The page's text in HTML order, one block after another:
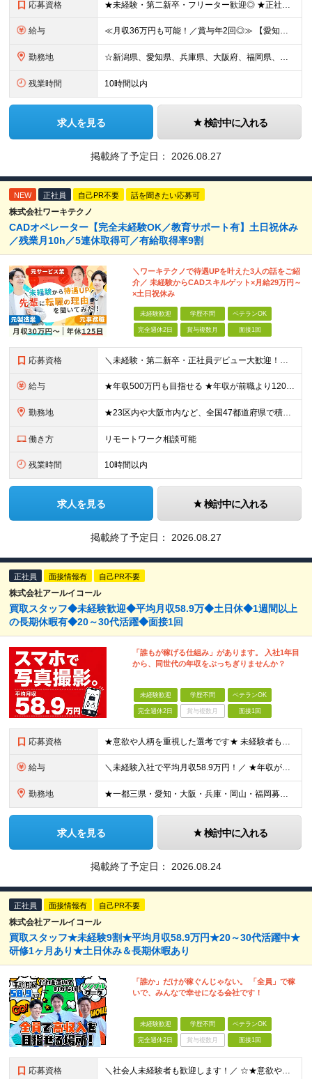
応募資格 ★未経験・第二新卒・フリーター歓迎◎ ★正社員登用制度あり ※顧客折衝のアルバイトまたは社員経験をお持ちの方（学生時代の経験でもOK） ※学歴不問 ～～こんな方を歓迎します～～ □安定した環境で働き
給与 ≪月収36万円も可能！／賞与年2回◎≫ 【愛知】★月収36.7万円も可能 月給32万7000円～＋賞与年2回＋各種手当 【大阪・兵庫・新潟】★月収34.7万円も可能 月給30万7000円～＋賞与年
勤務地 ☆新潟県、愛知県、兵庫県、大阪府、福岡県、大分県 ☆出社は月1回～週1回程度◎直行直帰OK！ ☆マイカー使用または社用車貸与あり アクセスのしやすさやあなたの希望を考慮し、配属先や担当店舗を決定しま
残業時間 10時間以内
求人を見る 検討中に入れる
掲載終了予定日： 2026.08.27
NEW 正社員 自己PR不要 話を聞きたい応募可
株式会社ワーキテクノ
CADオペレーター【完全未経験OK／教育サポート有】土日祝休み
／残業月10h／5連休取得可／有給取得率9割
＼ワーキテクノで待遇UPを叶えた3人の話をご紹
介／ 未経験からCADスキルゲット×月給29万円～
×土日祝休み
未経験歓迎 学歴不問 ベテランOK
完全週休2日 賞与複数月 面接1回
応募資格 ＼未経験・第二新卒・正社員デビュー大歓迎！／ ☆アパレルや飲食、ビルメンテ、職人、モデルなど、異業種出身の社員が多数活躍中です！ ■20～30代の若手中心に活躍中！ ■人物重視の採用 ■転職回数不問
給与 ★年収500万円も目指せる ★年収が前職より120万円アップした実績あり ★前職の給与を最大限に考慮します！ 【経験者】 ■月給35万円～80万円＋各種手当＋賞与年2回 【未経験者/首都圏】 ■月
勤務地 ★23区内や大阪市内など、全国47都道府県で積極採用中！ ★直行直帰OK◎ ★U・Iターン歓迎 ★会社都合の転勤なし！ ご家族の転勤などに合わせた勤務先の変更はOK◎ ★大阪・東京・名古屋・福岡への引
働き方 リモートワーク相談可能
残業時間 10時間以内
求人を見る 検討中に入れる
掲載終了予定日： 2026.08.27
正社員 面接情報有 自己PR不要
株式会社アールイコール
買取スタッフ◆未経験歓迎◆平均月収58.9万◆土日休◆1週間以上
の長期休暇有◆20～30代活躍◆面接1回
「誰もが稼げる仕組み」があります。 入社1年目
から、同世代の年収をぶっちぎりませんか？
未経験歓迎 学歴不問 ベテランOK
完全週休2日 賞与複数月 面接1回
応募資格 ★意欲や人柄を重視した選考です★ 未経験者もパパスタッフも活躍中！ 今までの経験は問いませんので、まずはお気軽にご応募ください！ 20～30代活躍中！パパスタッフも多数在籍しています！ ■学歴不問
給与 ＼未経験入社で平均月収58.9万円！／ ★年収が前職の2倍以上になった人も多数 ★ほぼ全員が単月で15万円～100万円分のインセンティブを獲得！ ★入社祝い金あり ★社宅あり（家具家電付き） 月給3
勤務地 ★一都三県・愛知・大阪・兵庫・岡山・福岡募集 ★埼玉8月末オープン！ ★千葉・広島オープン予定 ■東京 ・渋谷区道玄坂1-12-1 ・新宿区西新宿1-20-3 ・豊島区南池袋1-16-15 ・品川区
求人を見る 検討中に入れる
掲載終了予定日： 2026.08.24
正社員 面接情報有 自己PR不要
株式会社アールイコール
買取スタッフ★未経験9割★平均月収58.9万円★20～30代活躍中★
研修1ヶ月あり★土日休み＆長期休暇あり
「誰か」だけが稼ぐんじゃない。 「全員」で稼
いで、みんなで幸せになる会社です！
未経験歓迎 学歴不問 ベテランOK
完全週休2日 賞与複数月 面接1回
応募資格 ＼社会人未経験者も歓迎します！／ ☆★意欲や人柄を重視した選考です！★☆ 今までの経験は問いませんので、まずはお気軽にご応募ください！ 20～30代活躍中！パパスタッフも多数在籍しています！ ■学歴